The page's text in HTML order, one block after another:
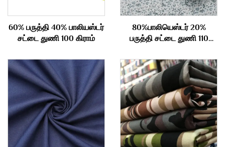
60% பருத்தி 40% பாலியஸ்டர்
சட்டை துணி 100 கிராம்
80%பாலியெஸ்டர் 20%
பருத்தி சட்டை துணி 110